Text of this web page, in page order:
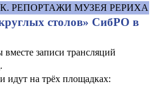
РЕПОРТАЖИ МУЗЕЯ РЕРИХА
столов» СибРО в
записи трансляций
идут на трёх площадках: